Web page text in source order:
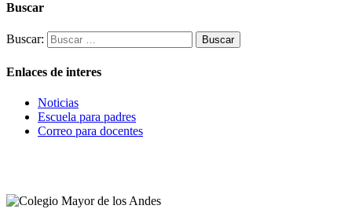
Buscar
Buscar:
Enlaces de interes
Noticias
Escuela para padres
Correo para docentes